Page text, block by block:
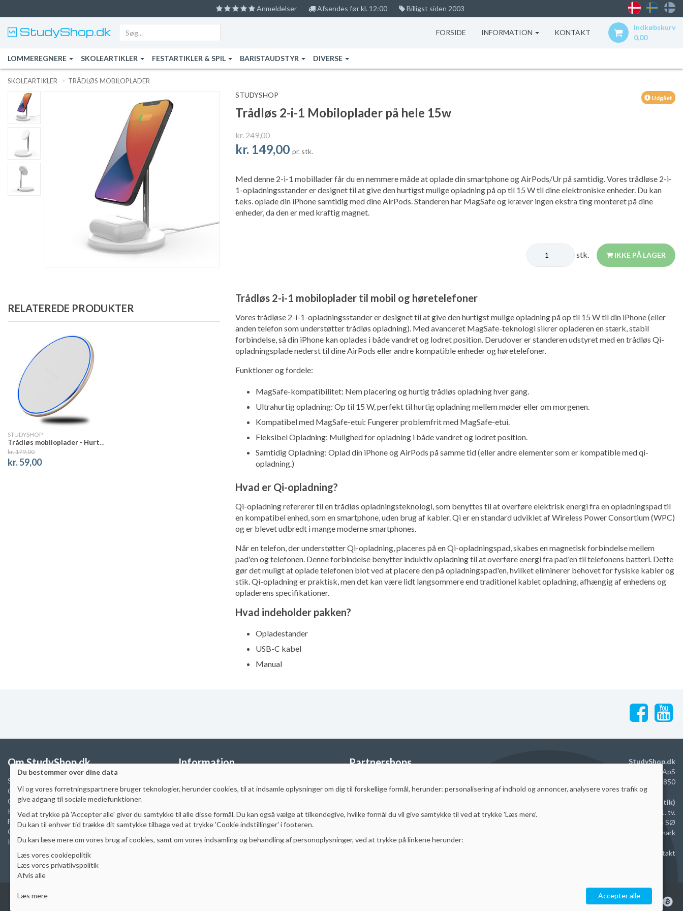
Anmeldelser Afsendes før kl. 12:00 Billigst siden 2003
StudyShop.dk
Indkøbskurv
0,00
FORSIDE INFORMATION KONTAKT
LOMMEREGNERE SKOLEARTIKLER FESTARTIKLER & SPIL BARISTAUDSTYR DIVERSE
SKOLEARTIKLER TRÅDLØS MOBILOPLADER
Udgået
STUDYSHOP
Trådløs 2-i-1 Mobiloplader på hele 15w
kr. 249,00
kr. 149,00 pr. stk.
Med denne 2-i-1 mobillader får du en nemmere måde at oplade din smartphone og AirPods/Ur på samtidig. Vores trådløse 2-i-
1-opladningsstander er designet til at give den hurtigst mulige opladning på op til 15 W til dine elektroniske enheder. Du kan
f.eks. oplade din iPhone samtidig med dine AirPods. Standeren har MagSafe og kræver ingen ekstra ting monteret på dine
enheder, da den er med kraftig magnet.
stk. IKKE PÅ LAGER
Trådløs 2-i-1 mobiloplader til mobil og høretelefoner
Vores trådløse 2-i-1-opladningsstander er designet til at give den hurtigst mulige opladning på op til 15 W til din iPhone (eller
anden telefon som understøtter trådløs opladning). Med avanceret MagSafe-teknologi sikrer opladeren en stærk, stabil
forbindelse, så din iPhone kan oplades i både vandret og lodret position. Derudover er standeren udstyret med en trådløs Qi-
opladningsplade nederst til dine AirPods eller andre kompatible enheder og høretelefoner.
Funktioner og fordele:
MagSafe-kompatibilitet: Nem placering og hurtig trådløs opladning hver gang.
Ultrahurtig opladning: Op til 15 W, perfekt til hurtig opladning mellem møder eller om morgenen.
Kompatibel med MagSafe-etui: Fungerer problemfrit med MagSafe-etui.
Fleksibel Opladning: Mulighed for opladning i både vandret og lodret position.
Samtidig Opladning: Oplad din iPhone og AirPods på samme tid (eller andre elementer som er kompatible med qi-
opladning.)
Hvad er Qi-opladning?
Qi-opladning refererer til en trådløs opladningsteknologi, som benyttes til at overføre elektrisk energi fra en opladningspad til
en kompatibel enhed, som en smartphone, uden brug af kabler. Qi er en standard udviklet af Wireless Power Consortium (WPC)
og er blevet udbredt i mange moderne smartphones.
Når en telefon, der understøtter Qi-opladning, placeres på en Qi-opladningspad, skabes en magnetisk forbindelse mellem
pad'en og telefonen. Denne forbindelse benytter induktiv opladning til at overføre energi fra pad'en til telefonens batteri. Dette
gør det muligt at oplade telefonen blot ved at placere den på opladningspad'en, hvilket eliminerer behovet for fysiske kabler og
stik. Qi-opladning er praktisk, men det kan være lidt langsommere end traditionel kablet opladning, afhængig af enhedens og
opladerens specifikationer.
Hvad indeholder pakken?
Opladestander
USB-C kabel
Manual
RELATEREDE PRODUKTER
STUDYSHOP
Trådløs mobiloplader - Hurtiglader 15W
kr. 179,00
kr. 59,00
Om StudyShop.dk
Sikker e-handel
Cookiepolitik
Cookie indstillinger
Privatlivspolitik
Fragtpriser
Om StudyShop.dk
Kontakt
Information
Prisgaranti
Manualer
Artikler
Fortrydelse
Partnershops
StudyShop Finland
Styrthjelm .dk
EPITRADE Sverige
StudyShop.dk
M2 Trading Group ApS
DK40579850
Administration (ingen butik)
Agerhatten 16B, dep. 3, 1. tv.
5220 Odense SØ
Danmark
Kontakt
Du bestemmer over dine data
Viog vores forretningspartnerebruger teknologier, herunder cookies, til at indsamle oplysningerom dig til forskellige formål, herunder: personalisering af indhold og annoncer, analysere vores trafik og
give adgang til sociale mediefunktioner.
Ved at trykke på 'Accepter alle' giver du samtykke til alle disse formål. Du kan også vælge at tilkendegive, hvilke formål du vil give samtykke til ved at trykke 'Læs mere'.
Du kan til enhver tid trække dit samtykke tilbage ved at trykke 'Cookie indstillinger' i footeren.
Du kan læse mere om vores brug af cookies, samt om vores indsamling og behandling af personoplysninger, ved at trykke på linkene herunder:
Læs vores cookiepolitik
Læs vores privatlivspolitik
Afvis alle
Læs mere Accepter alle